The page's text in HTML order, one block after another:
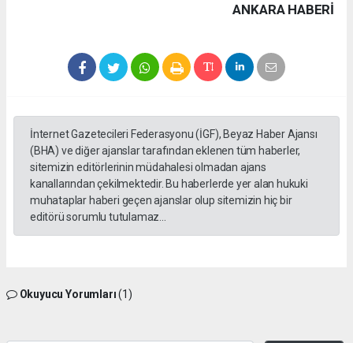
ANKARA HABERİ
İnternet Gazetecileri Federasyonu (İGF), Beyaz Haber Ajansı
(BHA) ve diğer ajanslar tarafından eklenen tüm haberler,
sitemizin editörlerinin müdahalesi olmadan ajans
kanallarından çekilmektedir. Bu haberlerde yer alan hukuki
muhataplar haberi geçen ajanslar olup sitemizin hiç bir
editörü sorumlu tutulamaz...
Okuyucu Yorumları(1)